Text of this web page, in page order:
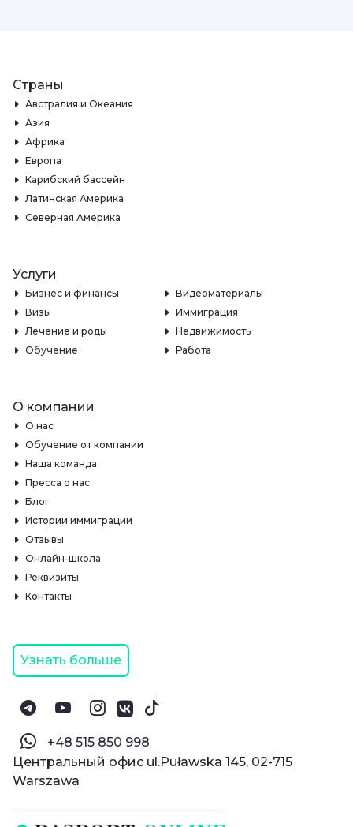
Страны
Австралия и Океания
Азия
Африка
Европа
Карибский бассейн
Латинская Америка
Северная Америка
Услуги
Бизнес и финансы
Видеоматериалы
Визы
Иммиграция
Лечение и роды
Недвижимость
Обучение
Работа
О компании
О нас
Обучение от компании
Наша команда
Пресса о нас
Блог
Истории иммиграции
Отзывы
Онлайн-школа
Реквизиты
Контакты
Узнать больше
‪+48 515 850 998‬
Центральный офис ul.Puławska 145, 02-715
Warszawa